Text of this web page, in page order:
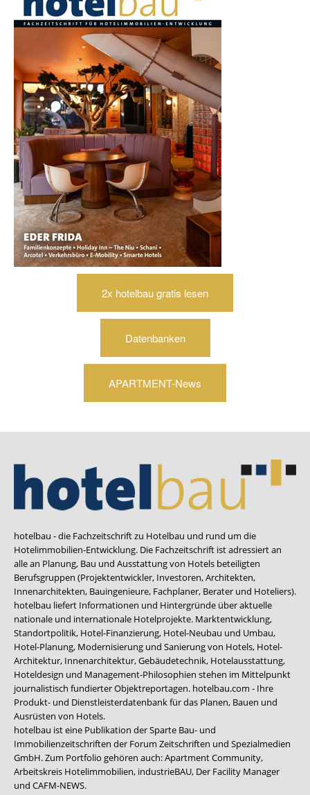
2x hotelbau gratis lesen
Datenbanken
APARTMENT-News
hotelbau - die Fachzeitschrift zu Hotelbau und rund um die
Hotelimmobilien-Entwicklung. Die Fachzeitschrift ist adressiert an
alle an Planung, Bau und Ausstattung von Hotels beteiligten
Berufsgruppen (Projektentwickler, Investoren, Architekten,
Innenarchitekten, Bauingenieure, Fachplaner, Berater und Hoteliers).
hotelbau liefert Informationen und Hintergründe über aktuelle
nationale und internationale Hotelprojekte. Marktentwicklung,
Standortpolitik, Hotel-Finanzierung, Hotel-Neubau und Umbau,
Hotel-Planung, Modernisierung und Sanierung von Hotels, Hotel-
Architektur, Innenarchitektur, Gebäudetechnik, Hotelausstattung,
Hoteldesign und Management-Philosophien stehen im Mittelpunkt
journalistisch fundierter Objektreportagen. hotelbau.com - Ihre
Produkt- und Dienstleisterdatenbank für das Planen, Bauen und
Ausrüsten von Hotels.
hotelbau ist eine Publikation der Sparte Bau- und
Immobilienzeitschriften der Forum Zeitschriften und Spezialmedien
GmbH. Zum Portfolio gehören auch:Apartment Community,
Arbeitskreis Hotelimmobilien, industrieBAU, Der Facility Manager
und CAFM-NEWS.